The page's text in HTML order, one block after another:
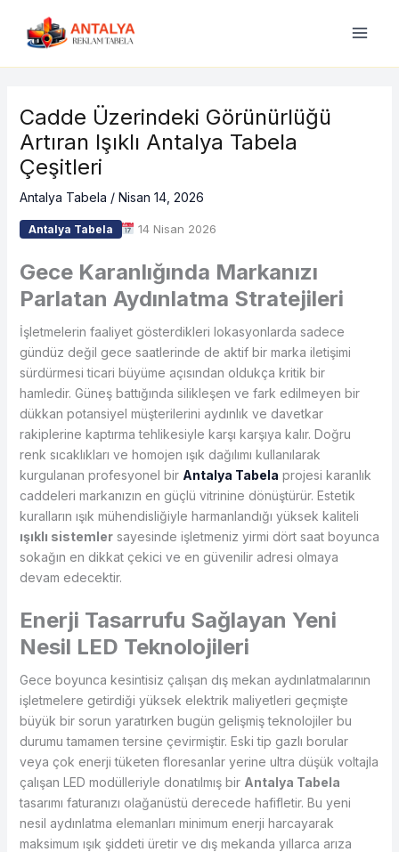
Cadde Üzerindeki Görünürlüğü
Artıran Işıklı Antalya Tabela
Çeşitleri
Antalya Tabela / Nisan 14, 2026
Antalya Tabela 14 Nisan 2026
Gece Karanlığında Markanızı
Parlatan Aydınlatma Stratejileri
İşletmelerin faaliyet gösterdikleri lokasyonlarda sadece
gündüz değil gece saatlerinde de aktif bir marka iletişimi
sürdürmesi ticari büyüme açısından oldukça kritik bir
hamledir. Güneş battığında silikleşen ve fark edilmeyen bir
dükkan potansiyel müşterilerini aydınlık ve davetkar
rakiplerine kaptırma tehlikesiyle karşı karşıya kalır. Doğru
renk sıcaklıkları ve homojen ışık dağılımı kullanılarak
kurgulanan profesyonel bir Antalya Tabela projesi karanlık
caddeleri markanızın en güçlü vitrinine dönüştürür. Estetik
kuralların ışık mühendisliğiyle harmanlandığı yüksek kaliteli
ışıklı sistemlersayesinde işletmeniz yirmi dört saat boyunca
sokağın en dikkat çekici ve en güvenilir adresi olmaya
devam edecektir.
Enerji Tasarrufu Sağlayan Yeni
Nesil LED Teknolojileri
Gece boyunca kesintisiz çalışan dış mekan aydınlatmalarının
işletmelere getirdiği yüksek elektrik maliyetleri geçmişte
büyük bir sorun yaratırken bugün gelişmiş teknolojiler bu
durumu tamamen tersine çevirmiştir. Eski tip gazlı borular
veya çok enerji tüketen floresanlar yerine ultra düşük voltajla
çalışan LED modülleriyle donatılmış bir Antalya Tabela
tasarımı faturanızı olağanüstü derecede hafifletir. Bu yeni
nesil aydınlatma elemanları minimum enerji harcayarak
maksimum ışık şiddeti üretir ve dış mekanda yıllarca arıza